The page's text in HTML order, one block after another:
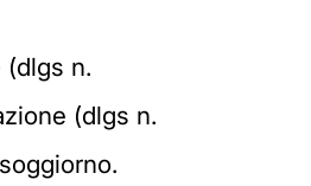
n.
(dlgs n.